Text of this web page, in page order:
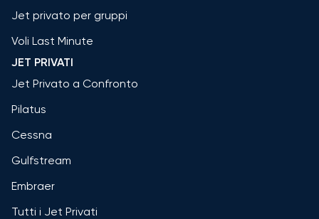
Jet privato per gruppi
Voli Last Minute
JET PRIVATI
Jet Privato a Confronto
Pilatus
Cessna
Gulfstream
Embraer
Tutti i Jet Privati